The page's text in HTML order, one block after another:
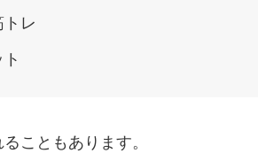
トレ
こともあります。